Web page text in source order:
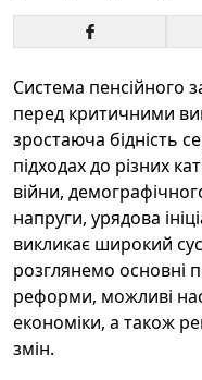
Система пенсійного
перед критичними
зростаюча бідність
підходах до різних
війни,
напруги, урядова
викликає широкий
розглянемо основні
реформи, можливі
економіки, а також
змін.